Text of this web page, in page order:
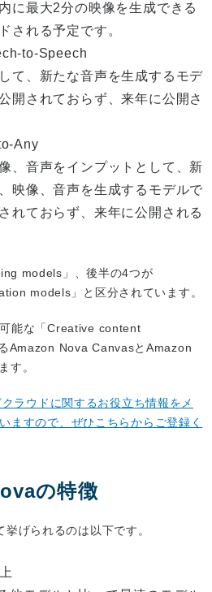
に最大2分の映像を生成できる
される予定です。
to-Speech
て、新たな音声を生成するモデ
開されておらず、来年に公開さ
Any
、音声をインプットとして、新
映像、音声を生成するモデルで
れておらず、来年に公開される
models」、後半の4つが
models」と区分されています。
能な「Creative content
Amazon Nova CanvasとAmazon
す。
ラウドに関するお役立ち情報をメ
ますので、ぜひこちらからご登録く
の特徴
げられるのは以下です。